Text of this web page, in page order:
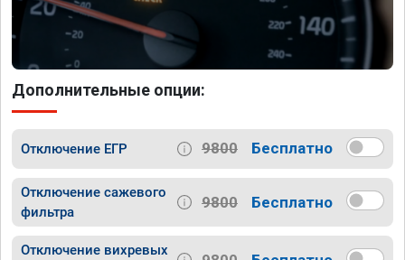
Дополнительные опции:
Отключение ЕГР 9800 Бесплатно
Отключение сажевого
фильтра
9800 Бесплатно
Отключение вихревых